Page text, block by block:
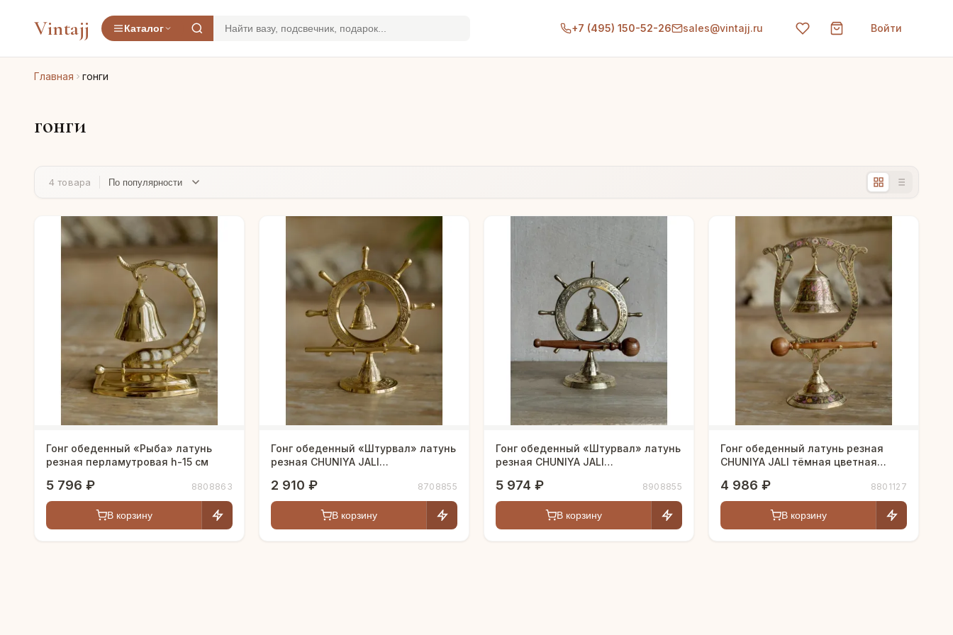
Vintajj Каталог +7 (495) 150-52-26 sales@vintajj.ru Войти
Главная гонги
гонги
4 товара
Гонг обеденный «Рыба» латунь
резная перламутровая h-15 см
5 796 ₽ 8808863
В корзину
Гонг обеденный «Штурвал» латунь
резная CHUNIYA JALI
2 910 ₽ 8708855
В корзину
Гонг обеденный «Штурвал» латунь
резная CHUNIYA JALI
5 974 ₽ 8908855
В корзину
Гонг обеденный латунь резная
CHUNIYA JALI тёмная цветная
4 986 ₽ 8801127
В корзину